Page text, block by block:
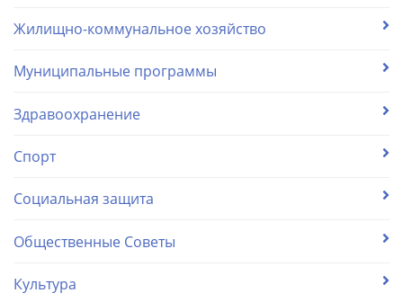
Жилищно-коммунальное хозяйство
Муниципальные программы
Здравоохранение
Спорт
Социальная защита
Общественные Советы
Культура